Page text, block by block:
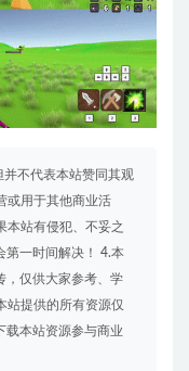
不代表本站赞同其观
或用于其他商业活
本站有侵犯、不妥之
第一时间解决！ 4.本
，仅供大家参考、学
站提供的所有资源仅
载本站资源参与商业